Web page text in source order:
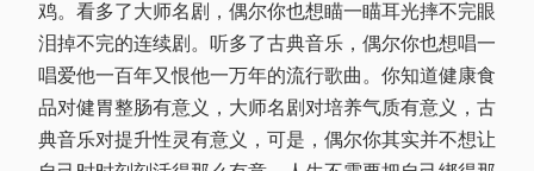
鸡。看多了大师名剧，偶尔你也想瞄一瞄耳光摔不完眼
泪掉不完的连续剧。听多了古典音乐，偶尔你也想唱一
唱爱他一百年又恨他一万年的流行歌曲。你知道健康食
品对健胃整肠有意义，大师名剧对培养气质有意义，古
典音乐对提升性灵有意义，可是，偶尔你其实并不想让